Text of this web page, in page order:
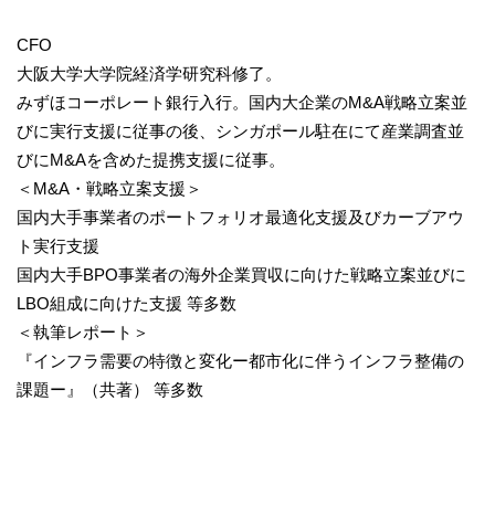
CFO
大阪大学大学院経済学研究科修了。
みずほコーポレート銀行入行。国内大企業のM&A戦略立案並
びに実行支援に従事の後、シンガポール駐在にて産業調査並
びにM&Aを含めた提携支援に従事。
＜M&A・戦略立案支援＞
国内大手事業者のポートフォリオ最適化支援及びカーブアウ
ト実行支援
国内大手BPO事業者の海外企業買収に向けた戦略立案並びに
LBO組成に向けた支援 等多数
＜執筆レポート＞
『インフラ需要の特徴と変化ー都市化に伴うインフラ整備の
課題ー』（共著） 等多数